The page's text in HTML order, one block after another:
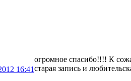
16:41
огромное спасибо!!!! К
старая запись и